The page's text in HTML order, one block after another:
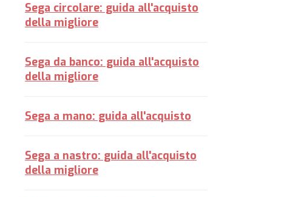
Sega circolare: guida all'acquisto
della migliore
Sega da banco: guida all'acquisto
della migliore
Sega a mano: guida all'acquisto
Sega a nastro: guida all'acquisto
della migliore